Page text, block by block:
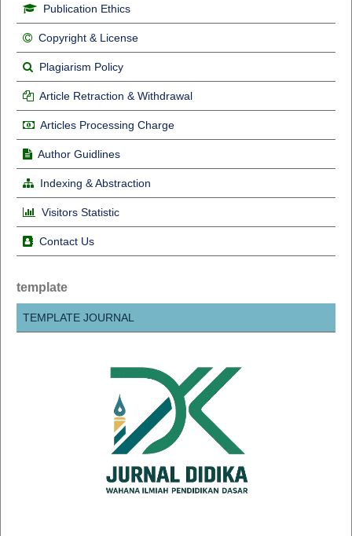
Publication Ethics
Copyright & License
Plagiarism Policy
Article Retraction & Withdrawal
Articles Processing Charge
Author Guidlines
Indexing & Abstraction
Visitors Statistic
Contact Us
template
TEMPLATE JOURNAL